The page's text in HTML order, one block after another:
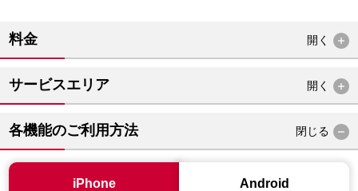
料金 開く
サービスエリア 開く
各機能のご利用方法 閉じる
iPhone Android